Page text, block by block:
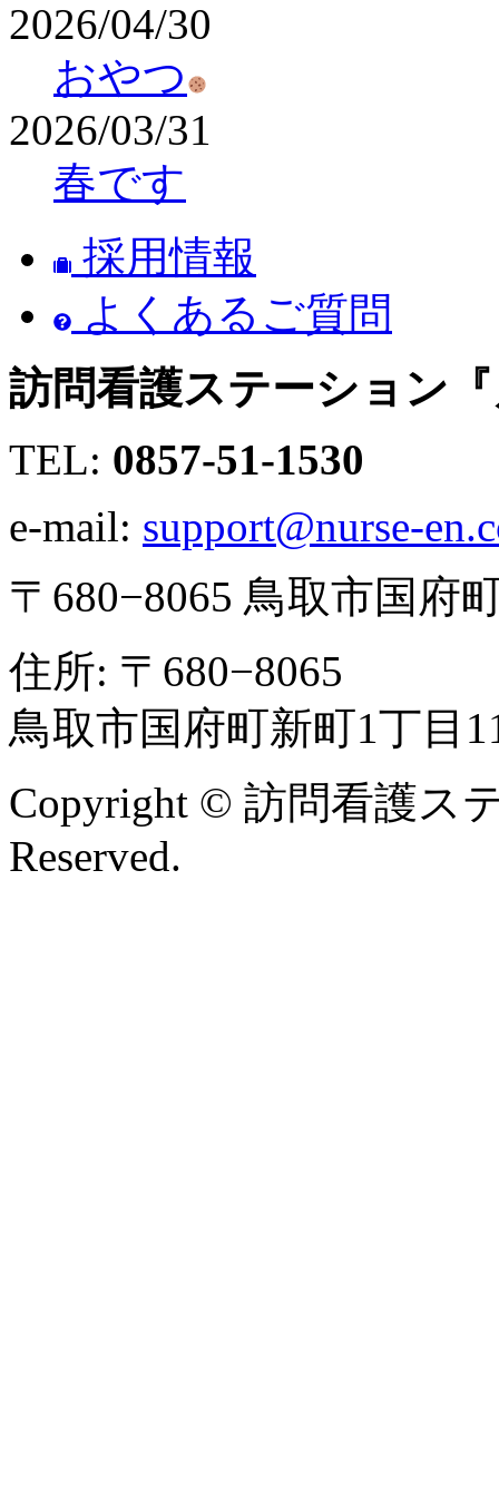
2026/04/30
おやつ
2026/03/31
春です
採用情報
よくあるご質問
訪問看護ステーション
TEL: 0857-51-1530
e-mail: support@nurse-
〒680−8065 鳥取市国府
住所: 〒680−8065
鳥取市国府町新町1丁
Copyright © 訪問看護ス
Reserved.